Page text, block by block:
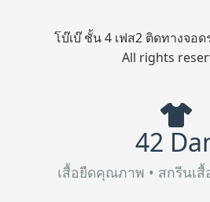
โบ๊เบ๊ ชั้น 4 เฟส2 ติดทางจอ
All rights
42
เสื้อยืดคุณภาพ • สกรีนเสื้